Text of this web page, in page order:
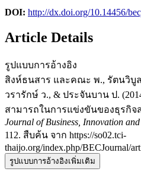
DOI: http://dx.doi.org/10.14456/
Article Details
รูปแบบการอ้างอิง
สิงห์ธนสาร และคณะ พ., รัตนวิบู
วรารักษ์ ว., & ประจันบาน ป.
สามารถในการแข่งขันของธุรกิจ
Journal of Business, Innovation
112. สืบค้น จาก https://so02.tci-
thaijo.org/index.php/BECJournal/
รูปแบบการอ้างอิงเพิ่มเติม